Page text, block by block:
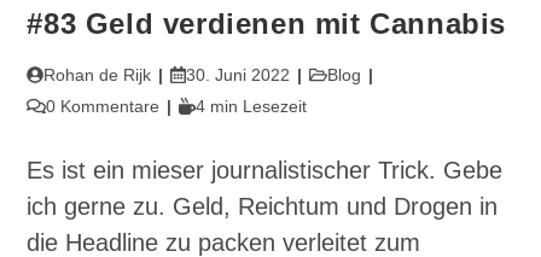
#83 Geld verdienen mit Cannabis
Beitrags-
Autor:
Rohan de Rijk
Beitrag
veröffentlicht:
30. Juni 2022
Beitrags-
Blog
Beitrags-
0 Kommentare Lesedauer:
4 min Lesezeit
Es ist ein mieser journalistischer Trick. Gebe
ich gerne zu. Geld, Reichtum und Drogen in
die Headline zu packen verleitet zum